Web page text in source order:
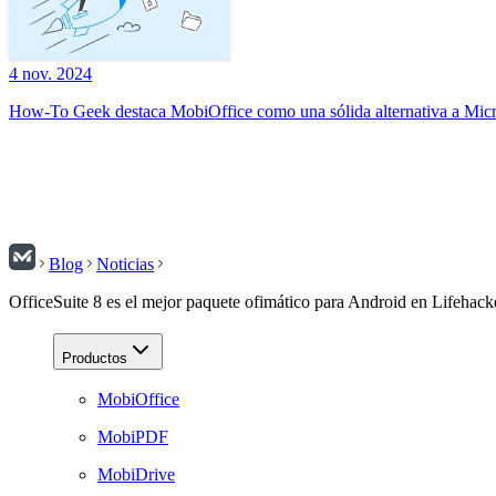
4 nov. 2024
How-To Geek destaca MobiOffice como una sólida alternativa a
Blog
Noticias
OfficeSuite 8 es el mejor paquete ofimático para Android en
Productos
MobiOffice
MobiPDF
MobiDrive